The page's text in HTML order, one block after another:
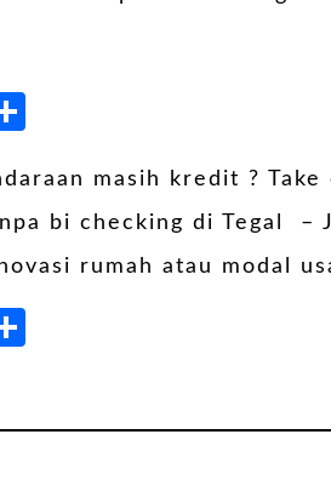
masih kredit ?
bi checking di Tegal –
rumah atau modal